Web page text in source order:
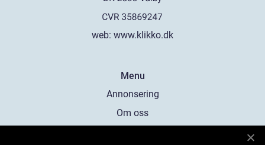
web: www.klikko.dk
Menu
Annonsering
Om oss